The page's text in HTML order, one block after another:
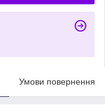
Умови повернення